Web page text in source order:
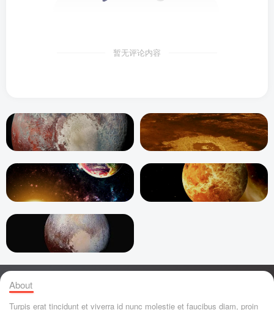
暂无评论内容
About
Turpis erat tincidunt et viverra id nunc molestie et faucibus diam, proin